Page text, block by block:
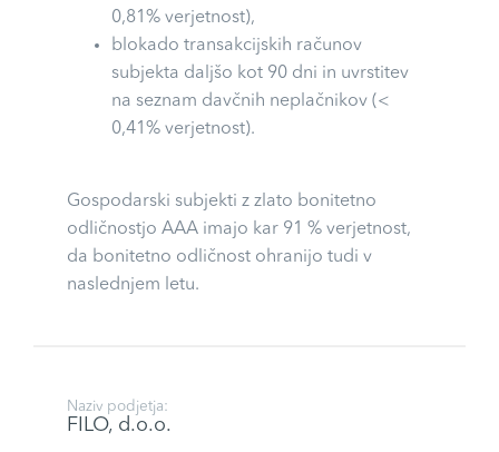
0,81% verjetnost),
blokado transakcijskih računov
subjekta daljšo kot 90 dni in uvrstitev
na seznam davčnih neplačnikov (<
0,41% verjetnost).
Gospodarski subjekti z zlato bonitetno
odličnostjo AAA imajo kar 91 % verjetnost,
da bonitetno odličnost ohranijo tudi v
naslednjem letu.
Naziv podjetja:
FILO, d.o.o.